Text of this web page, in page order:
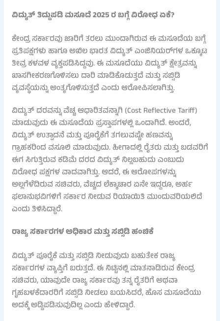
ವಿದ್ಯುತ್ ತಿದ್ದುಪಡಿ ಮಸೂದೆ 2025 ರ ಬಗ್ಗೆ ವಿರೋಧ ಏಕೆ?
ಕೇಂದ್ರ ಸರ್ಕಾರವು ಜಾರಿಗೆ ತರಲು ಮುಂದಾಗಿರುವ ಈ ಮಸೂದೆಯ ಬಗ್ಗೆ
ಪ್ರತಿಪಕ್ಷಗಳು ಹಾಗೂ ಅಖಿಲ ಭಾರತ ವಿದ್ಯುತ್ ಎಂಜಿನಿಯರ್‌ಗಳ ಒಕ್ಕೂಟ
ತೀವ್ರ ಕಳವಳ ವ್ಯಕ್ತಪಡಿಸಿದ್ದವು. ಈ ಮಸೂದೆಯು ವಿದ್ಯುತ್ ಕ್ಷೇತ್ರವನ್ನು
ಖಾಸಗೀಕರಣಗೊಳಿಸಲು ದಾರಿ ಮಾಡಿಕೊಡುತ್ತದೆ ಮತ್ತು ಸಬ್ಸಿಡಿ
ವ್ಯವಸ್ಥೆಯನ್ನು ಅಂತ್ಯಗೊಳಿಸುತ್ತದೆ ಎಂದು ಆರೋಪಿಸಲಾಗಿತ್ತು.
ವಿದ್ಯುತ್ ದರವನ್ನು ವೆಚ್ಚ ಆಧಾರಿತವನ್ನಾಗಿ (Cost Reflective Tariff)
ಮಾಡುವುದು ಈ ಮಸೂದೆಯ ಪ್ರಸ್ತಾಪಗಳಲ್ಲಿ ಒಂದಾಗಿದೆ. ಅಂದರೆ,
ವಿದ್ಯುತ್ ಉತ್ಪಾದನೆ ಮತ್ತು ಪೂರೈಕೆಗೆ ತಗಲುವಷ್ಟೇ ಹಣವನ್ನು
ಗ್ರಾಹಕರಿಂದ ವಸೂಲಿ ಮಾಡುವುದು. ಹೀಗಾದಲ್ಲಿ ರೈತರು ಮತ್ತು ಬಡವರಿಗೆ
ಈಗ ಸಿಗುತ್ತಿರುವ ಕಡಿಮೆ ದರದ ವಿದ್ಯುತ್ ನಿಲ್ಲಬಹುದು ಎಂಬುದು
ವಿರೋಧ ಪಕ್ಷಗಳ ವಾದವಾಗಿತ್ತು. ಆದರೆ, ಈ ಆರೋಪಗಳನ್ನು
ಅಲ್ಲಗೆಳೆದಿರುವ ಸಚಿವರು, ವೆಚ್ಚದ ಲೆಕ್ಕಾಚಾರ ಏನೇ ಇದ್ದರೂ, ಅರ್ಹ
ಫಲಾನುಭವಿಗಳಿಗೆ ಸರ್ಕಾರ ನೀಡುವ ರಿಯಾಯಿತಿ ಮುಂದುವರಿಯಲಿದೆ
ಎಂದು ತಿಳಿಸಿದ್ದಾರೆ.
ರಾಜ್ಯ ಸರ್ಕಾರಗಳ ಅಧಿಕಾರ ಮತ್ತು ಸಬ್ಸಿಡಿ ಹಂಚಿಕೆ
ವಿದ್ಯುತ್ ಪೂರೈಕೆ ಮತ್ತು ಸಬ್ಸಿಡಿ ನೀಡುವುದು ಬಹುತೇಕ ರಾಜ್ಯ
ಸರ್ಕಾರಗಳ ವ್ಯಾಪ್ತಿಗೆ ಬರುತ್ತದೆ. ಈ ನಿಟ್ಟಿನಲ್ಲಿ ಮಾತನಾಡಿರುವ ಕೇಂದ್ರ
ಸಚಿವರು, ಯಾವುದೇ ರಾಜ್ಯ ಸರ್ಕಾರವು ತನ್ನ ರೈತರಿಗೆ ಅಥವಾ
ಗೃಹಬಳಕೆದಾರರಿಗೆ ಸಬ್ಸಿಡಿ ನೀಡಲು ಬಯಸಿದರೆ, ಹೊಸ ಮಸೂದೆಯು
ಅದಕ್ಕೆ ಅಡ್ಡಿಪಡಿಸುವುದಿಲ್ಲ ಎಂದು ಹೇಳಿದ್ದಾರೆ.